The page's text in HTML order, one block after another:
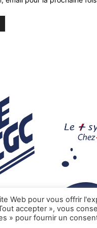
Web pour vous offrir
accepter », vous
» pour fournir un